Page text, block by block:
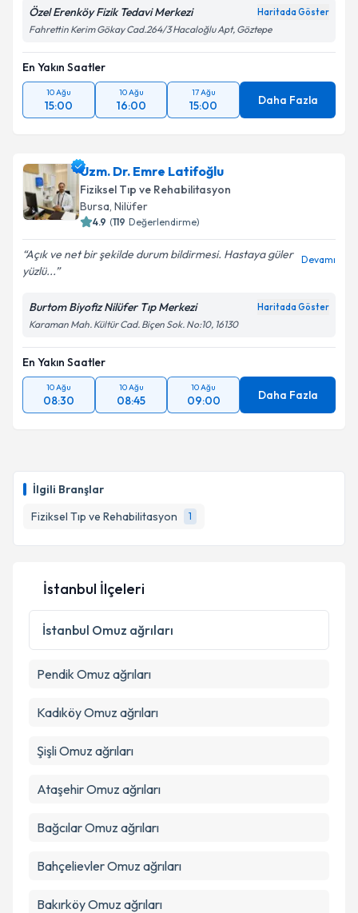
İlgili Branşlar
Fiziksel Tıp ve Rehabilitasyon
1
Metni'ni okudum ve kişisel verilerimin belirtilen
kapsamda işlenmesini kabul ediyorum.
Takvim Talebini Gönder
Özel Erenköy Fizik Tedavi Merkezi Haritada Göster
Fahrettin Kerim Gökay Cad.264/3 Hacaloğlu Apt, Göztepe
En Yakın Saatler
10 Ağu
15:00
10 Ağu
16:00
17 Ağu
15:00 Daha Fazla
Uzm. Dr. Emre Latifoğlu
Fiziksel Tıp ve Rehabilitasyon
Bursa, Nilüfer
4.9 (119 Değerlendirme)
Açık ve net bir şekilde durum bildirmesi. Hastaya güler
yüzlü...
Devamı
Burtom Biyofiz Nilüfer Tıp Merkezi Haritada Göster
Karaman Mah. Kültür Cad. Biçen Sok. No:10, 16130
En Yakın Saatler
10 Ağu
08:30
10 Ağu
08:45
10 Ağu
09:00 Daha Fazla
İstanbul İlçeleri
İstanbul Omuz ağrıları
Pendik Omuz ağrıları
KadıköyOmuz ağrıları
ŞişliOmuz ağrıları
AtaşehirOmuz ağrıları
BağcılarOmuz ağrıları
BahçelievlerOmuz ağrıları
BakırköyOmuz ağrıları